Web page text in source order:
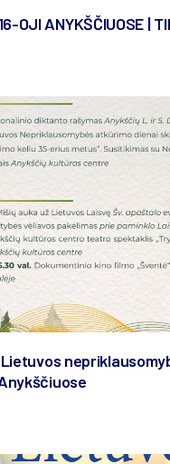
OJI ANYKŠČIUOSE |
Lietuvos